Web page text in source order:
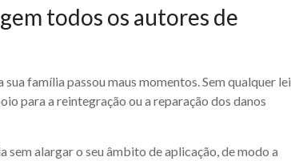
todos os autores de
família passou maus momentos. Sem qualquer lei
para a reintegração ou a reparação dos danos
alargar o seu âmbito de aplicação, de modo a